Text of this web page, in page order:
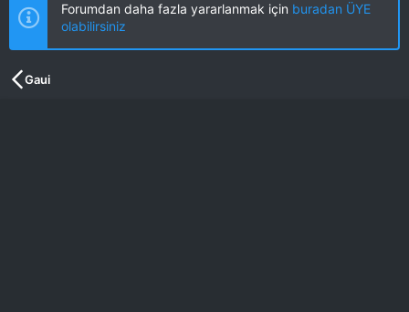
u
u
b
a
a
n
g
Forumdan daha fazla yararlanmak için buradan ÜYE
olabilirsiniz
Gaui